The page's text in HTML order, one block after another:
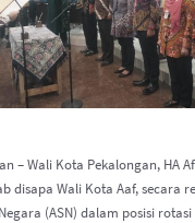
– Wali Kota Pekalongan, HA
disapa Wali Kota Aaf, secara
(ASN) dalam posisi